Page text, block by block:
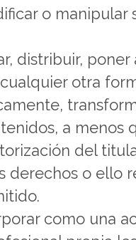
o manipular
distribuir, poner
otra
a menos
del
derechos o ello
como una